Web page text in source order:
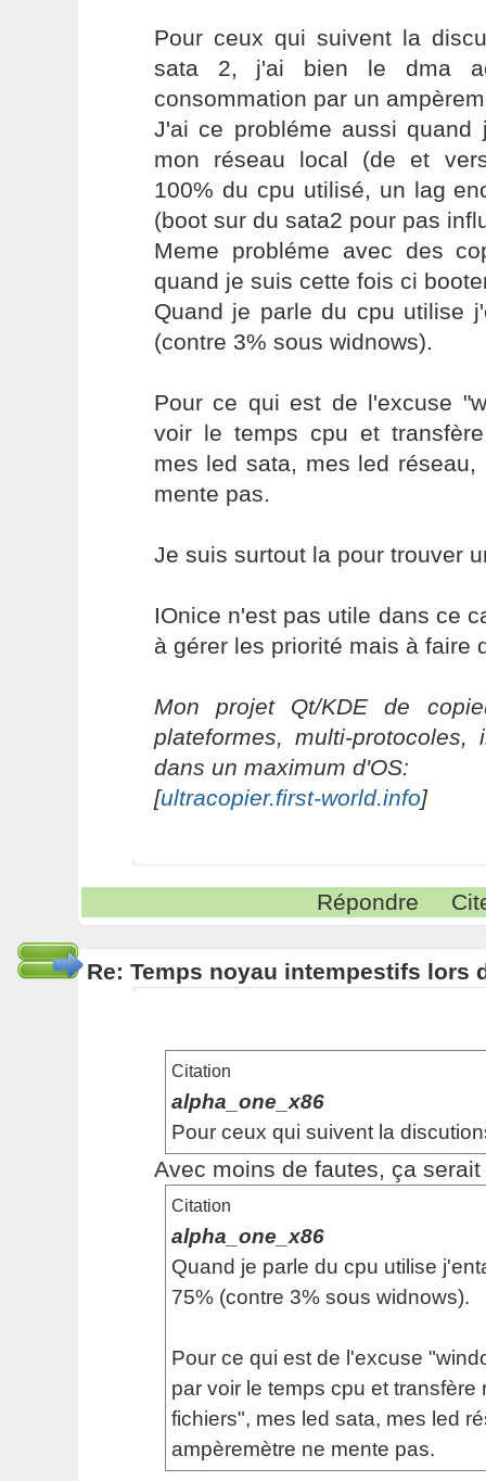
Pour ceux qui suivent la
sata 2, j'ai bien le dma
consommation par un
J'ai ce probléme aussi
mon réseau local (de et
100% du cpu utilisé, un lag
(boot sur du sata2 pour pas
Meme probléme avec des
quand je suis cette fois ci
Quand je parle du cpu utilise
(contre 3% sous widnows).
Pour ce qui est de l'excuse
voir le temps cpu et
mes led sata, mes led réseau,
mente pas.
Je suis surtout la pour trouver
IOnice n'est pas utile dans ce
à gérer les priorité mais à faire
Mon projet Qt/KDE de
plateformes, multi-protocoles,
dans un maximum d'OS:
[ultracopier.first-world.info]
Répondre
Re: Temps noyau intempestifs lors
Citation
alpha_one_x86
Pour ceux qui suivent la
Avec moins de fautes, ça
Citation
alpha_one_x86
Quand je parle du cpu utilise
75% (contre 3% sous widnows).
Pour ce qui est de l'excuse
par voir le temps cpu et transfère
fichiers", mes led sata, mes led
ampèremètre ne mente pas.